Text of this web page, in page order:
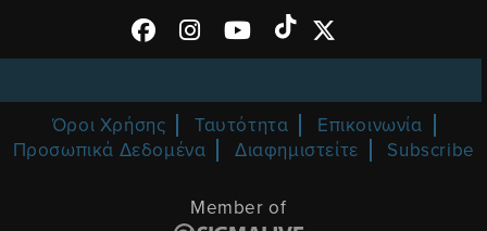
Όροι Χρήσης Ταυτότητα
Επικοινωνία
Προσωπικά Δεδομένα
Διαφημιστείτε Subscribe
Member of